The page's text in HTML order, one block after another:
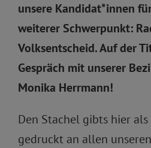
unsere Kandidat*innen
weiterer Schwerpunkt:
Volksentscheid. Auf der
Gespräch mit unserer
Monika Herrmann!
Den Stachel gibts hier als
gedruckt an allen